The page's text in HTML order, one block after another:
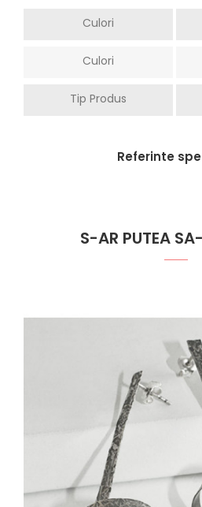
Culori
Culori
Tip Produs
Referinte
S-AR PUTEA